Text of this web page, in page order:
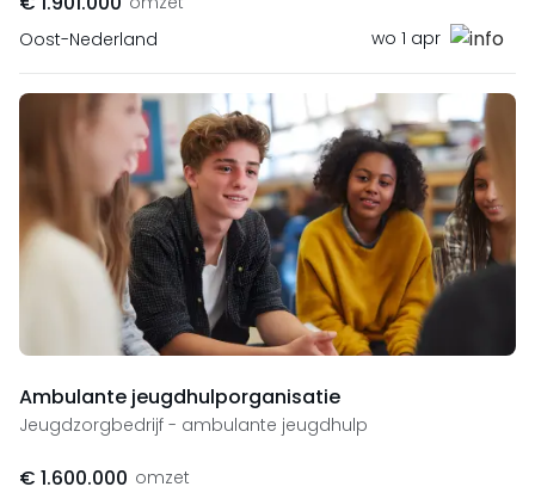
Oost-Nederland
wo 1 apr
Ambulante jeugdhulporganisatie
Jeugdzorgbedrijf - ambulante jeugdhulp
€ 1.600.000 omzet